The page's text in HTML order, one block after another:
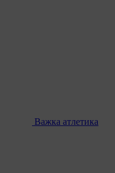
Важка атлетика